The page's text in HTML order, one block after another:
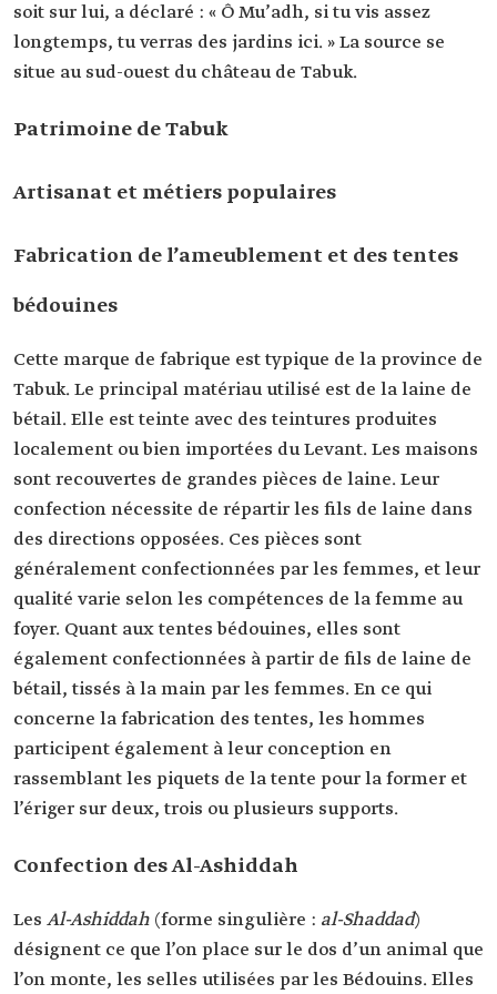
soit sur lui, a déclaré : « Ô Mu’adh, si tu vis assez
longtemps, tu verras des jardins ici. » La source se
situe au sud-ouest du château de Tabuk.
Patrimoine de Tabuk
Artisanat et métiers populaires
Fabrication de l’ameublement et des tentes
bédouines
Cette marque de fabrique est typique de la province de
Tabuk. Le principal matériau utilisé est de la laine de
bétail. Elle est teinte avec des teintures produites
localement ou bien importées du Levant. Les maisons
sont recouvertes de grandes pièces de laine. Leur
confection nécessite de répartir les fils de laine dans
des directions opposées. Ces pièces sont
généralement confectionnées par les femmes, et leur
qualité varie selon les compétences de la femme au
foyer. Quant aux tentes bédouines, elles sont
également confectionnées à partir de fils de laine de
bétail, tissés à la main par les femmes. En ce qui
concerne la fabrication des tentes, les hommes
participent également à leur conception en
rassemblant les piquets de la tente pour la former et
l’ériger sur deux, trois ou plusieurs supports.
Confection des Al-Ashiddah
Les Al-Ashiddah (forme singulière : al-Shaddad)
désignent ce que l’on place sur le dos d’un animal que
l’on monte, les selles utilisées par les Bédouins. Elles